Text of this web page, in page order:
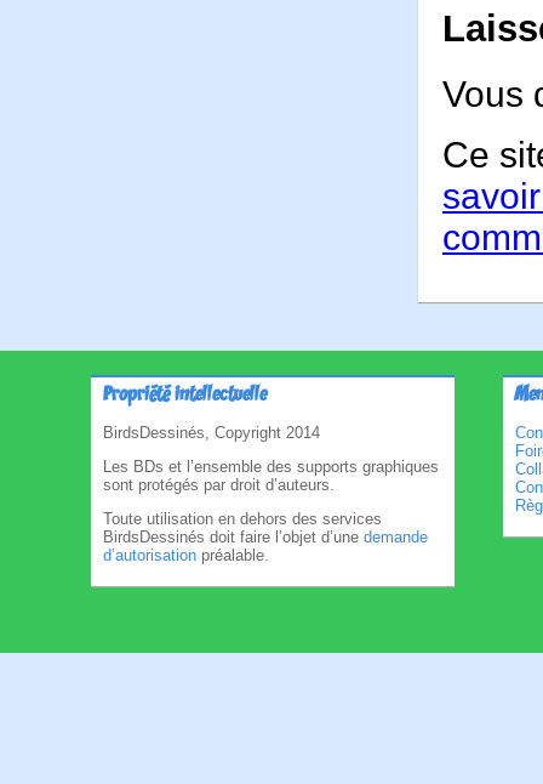
Vous
Ce
Propriété intellectuelle
BirdsDessinés, Copyright 2014
Les BDs et l’ensemble des supports graphiques
sont protégés par droit d’auteurs.
Toute utilisation en dehors des services
BirdsDessinés doit faire l’objet d’une demande
d’autorisation préalable.